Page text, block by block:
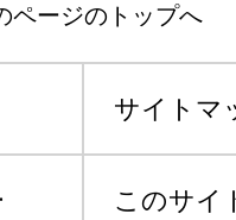
ページのトップへ
サイトマ
このサイ